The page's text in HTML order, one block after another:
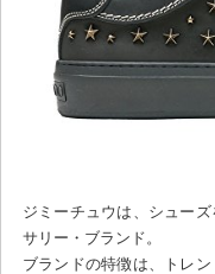
ジミーチュウは、シュー
サリー・ブランド。
ブランドの特徴は、トレ